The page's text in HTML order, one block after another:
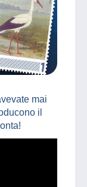
mai
il